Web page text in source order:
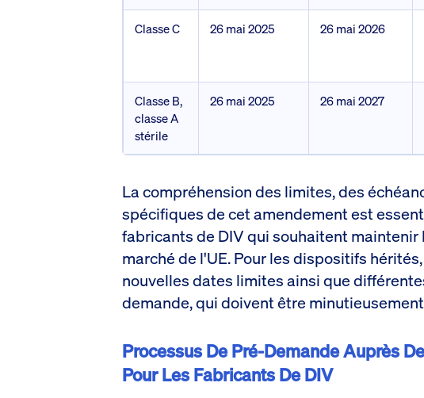
Classe C 26 mai 2025 26 mai 2026
Classe B,
classe A
stérile
26 mai 2025 26 mai 2027
La compréhension des limites, des
spécifiques de cet amendement est
fabricants de DIV qui souhaitent maintenir
marché de l'UE. Pour les dispositifs
nouvelles dates limites ainsi que
demande, qui doivent être
Processus De Pré-Demande Auprès
Pour Les Fabricants De DIV